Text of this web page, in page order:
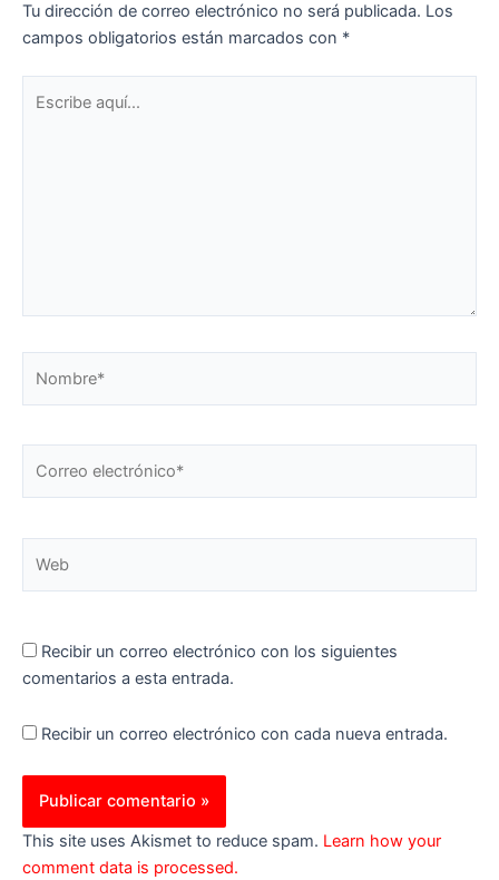
Tu dirección de correo electrónico no será publicada. Los
campos obligatorios están marcados con *
aquí...
Recibir un correo electrónico con los siguientes
comentarios a esta entrada.
Recibir un correo electrónico con cada nueva entrada.
This site uses Akismet to reduce spam. Learn how your
comment data is processed.